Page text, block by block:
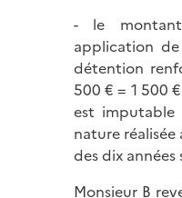
- le
application
détention
500 € = 1 500
est imputable
nature
des dix années
Monsieur B